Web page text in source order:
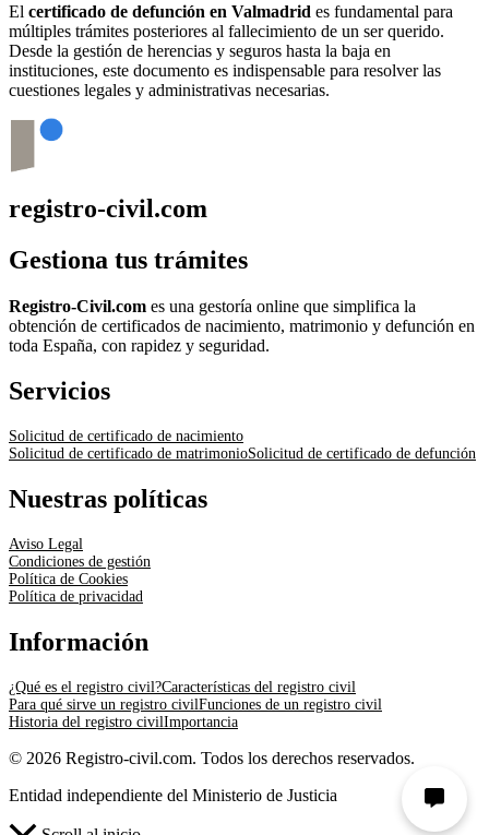
El certificado de defunción en Valmadrid es fundamental para
múltiples trámites posteriores al fallecimiento de un ser querido.
Desde la gestión de herencias y seguros hasta la baja en
instituciones, este documento es indispensable para resolver las
cuestiones legales y administrativas necesarias.
registro-civil.com
Gestiona tus trámites
Registro-Civil.com es una gestoría online que simplifica la
obtención de certificados de nacimiento, matrimonio y defunción en
toda España, con rapidez y seguridad.
Servicios
Solicitud de certificado de nacimiento
Solicitud de certificado de matrimonioSolicitud de certificado de defunción
Nuestras políticas
Aviso Legal
Condiciones de gestión
Política de Cookies
Política de privacidad
Información
¿Qué es el registro civil?Características del registro civil
Para qué sirve un registro civilFunciones de un registro civil
Historia del registro civilImportancia
© 2026 Registro-civil.com. Todos los derechos reservados.
Entidad independiente del Ministerio de Justicia